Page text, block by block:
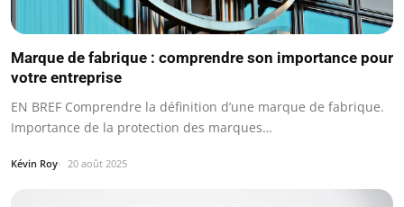
Marque de fabrique : comprendre son importance pour
votre entreprise
EN BREF Comprendre la définition d’une marque de fabrique.
Importance de la protection des marques…
Kévin Roy 20 août 2025